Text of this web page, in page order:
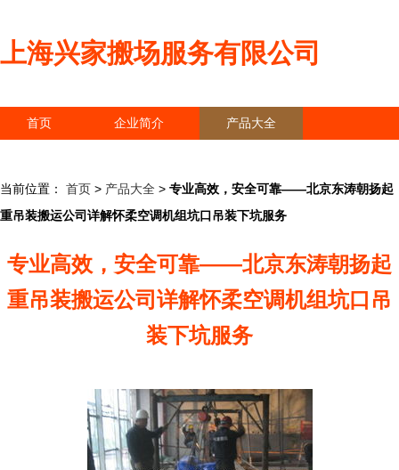
上海兴家搬场服务有限公司
首页 企业简介 产品大全
当前位置： 首页 > 产品大全 > 专业高效，安全可靠——北京东涛朝扬起
重吊装搬运公司详解怀柔空调机组坑口吊装下坑服务
专业高效，安全可靠——北京东涛朝扬起
重吊装搬运公司详解怀柔空调机组坑口吊
装下坑服务